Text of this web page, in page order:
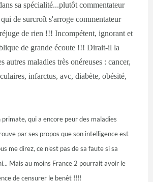
sa spécialité...plutôt commentateur
de surcroît s'arroge commentateur
de rien !!! Incompétent, ignorant et
de grande écoute !!! Dirait-il la
autres maladies très onéreuses : cancer,
infarctus, avc, diabète, obésité,
qui a encore peur des maladies
par ses propos que son intelligence est
me direz, ce n'est pas de sa faute si sa
Mais au moins France 2 pourrait avoir le
de censurer le benêt !!!!